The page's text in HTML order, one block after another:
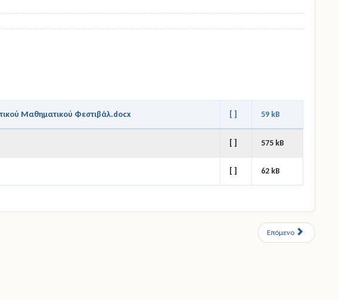
Μαθηματικού Φεστιβάλ.docx [ ] 59 kB
[ ] 575 kB
[ ] 62 kB
Επόμενο